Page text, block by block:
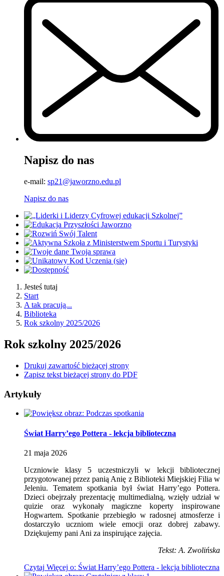
Napisz do nas
e-mail: sp21@jaworzno.edu.pl
Napisz do nas
Jesteś tutaj
Start
A tak pracują...
Biblioteka
Rok szkolny 2025/2026
Rok szkolny 2025/2026
Drukuj zawartość bieżącej strony
Zapisz tekst bieżącej strony do PDF
Artykuły
Świat Harry’ego Pottera - lekcja biblioteczna
21 maja 2026
Uczniowie klasy 5 uczestniczyli w lekcji bibliotecznej
przygotowanej przez panią Anię z Biblioteki Miejskiej Filia w
Jeleniu. Tematem spotkania był świat Harry’ego Pottera.
Dzieci obejrzały prezentację multimedialną, wzięły udział w
quizie oraz wykonały magiczne koperty inspirowane
Hogwartem. Spotkanie przebiegło w radosnej atmosferze i
dostarczyło uczniom wiele emocji oraz dobrej zabawy.
Dziękujemy pani Ani za inspirujące zajęcia.
Tekst: A. Zwolińska
Czytaj Więcej o: Świat Harry’ego Pottera - lekcja biblioteczna